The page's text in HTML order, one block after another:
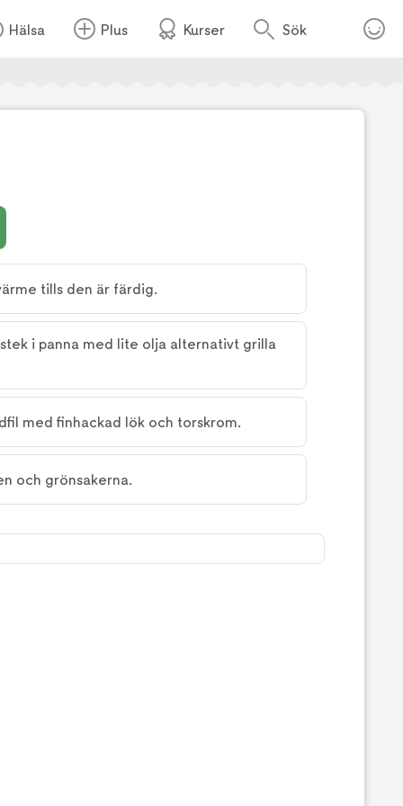
Hälsa Plus Kurser Sök
tills den är färdig.
i panna med lite olja alternativt grilla
med finhackad lök och torskrom.
och grönsakerna.